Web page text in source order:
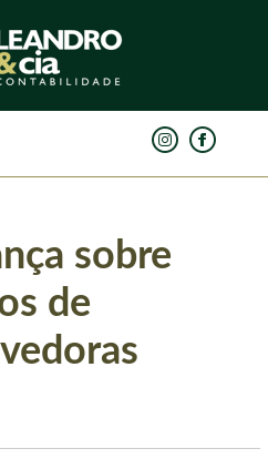
sobre
de